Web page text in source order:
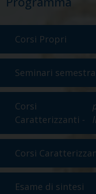
Corsi Propri
Seminari
Corsi
Caratterizzanti -
Corsi
Esame di sintesi